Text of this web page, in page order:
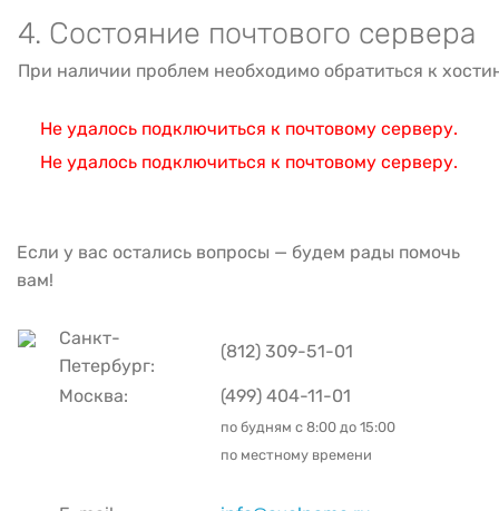
4. Состояние почтового сервера
При наличии проблем необходимо обратиться к
Не удалось подключиться к почтовому серверу.
Не удалось подключиться к почтовому серверу.
Если у вас остались вопросы — будем рады помочь
вам!
Санкт-
Петербург:
(812) 309-51-01
Москва: (499) 404-11-01
по будням с 8:00 до 15:00
по местному времени